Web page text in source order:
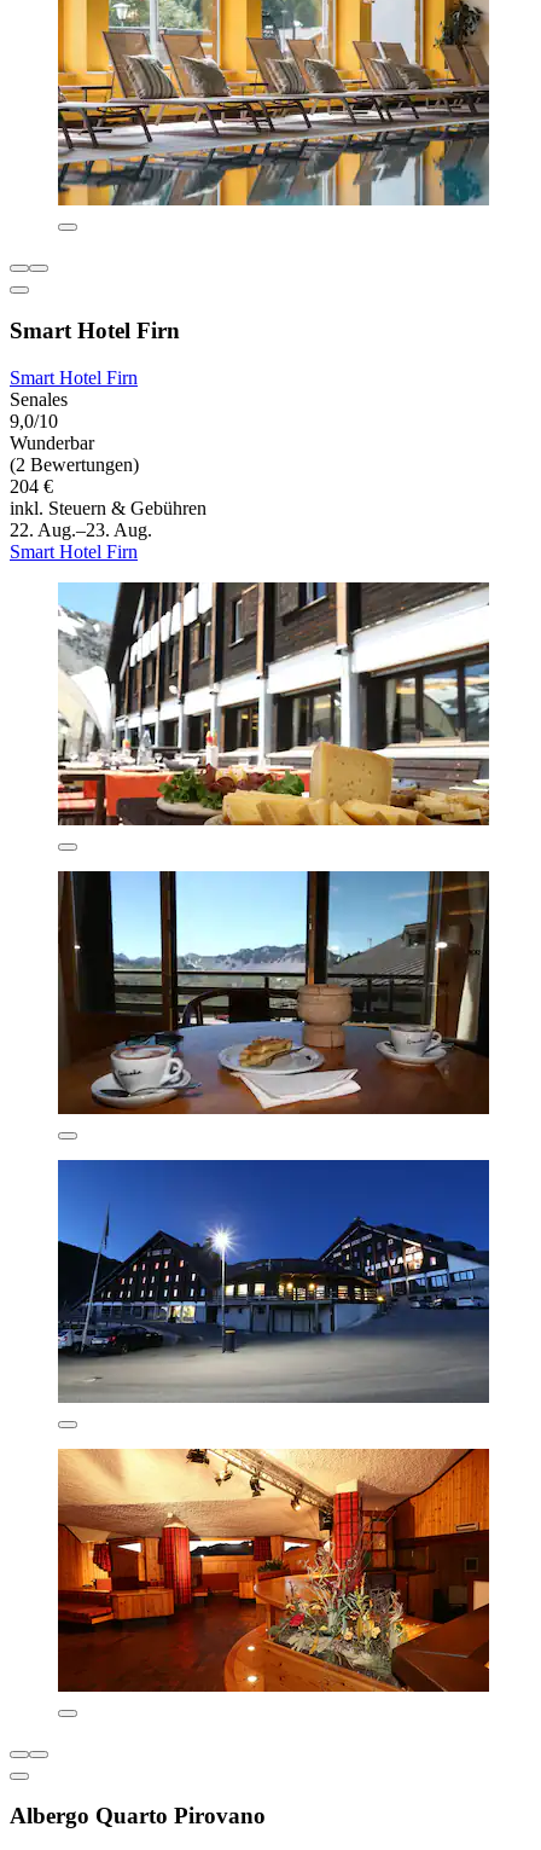
Smart Hotel Firn
Smart Hotel Firn
Senales
9,0/10
Wunderbar
(2 Bewertungen)
204 €
inkl. Steuern & Gebühren
22. Aug.–23. Aug.
Smart Hotel Firn
Albergo Quarto Pirovano